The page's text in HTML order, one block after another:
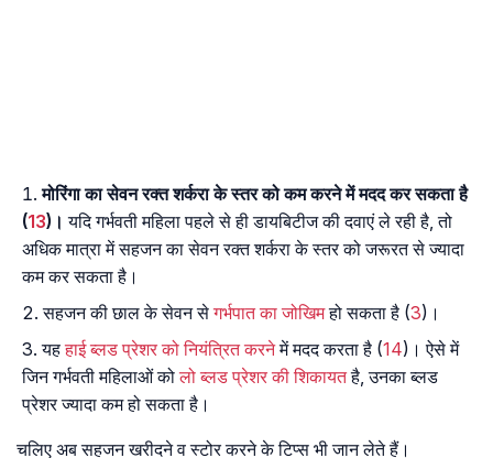
मोरिंगा का सेवन रक्त शर्करा के स्तर को कम करने में मदद कर सकता है
(13)। यदि गर्भवती महिला पहले से ही डायबिटीज की दवाएं ले रही है, तो
अधिक मात्रा में सहजन का सेवन रक्त शर्करा के स्तर को जरूरत से ज्यादा
कम कर सकता है।
सहजन की छाल के सेवन सेगर्भपात का जोखिमहो सकता है (3)।
यहहाई ब्लड प्रेशर को नियंत्रित करनेमें मदद करता है (14)। ऐसे में
जिन गर्भवती महिलाओं कोलो ब्लड प्रेशर की शिकायतहै, उनका ब्लड
प्रेशर ज्यादा कम हो सकता है।
चलिए अब सहजन खरीदने व स्टोर करने के टिप्स भी जान लेते हैं।